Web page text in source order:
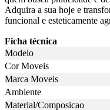
Adquira a sua hoje e
funcional e esteticamente
Ficha técnica
Modelo
Cor Moveis
Marca Moveis
Ambiente
Material/Composicao